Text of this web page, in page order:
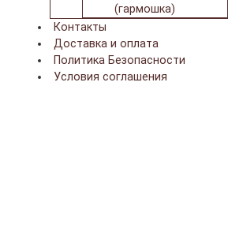
(гармошка)
Контакты
Доставка и оплата
Политика Безопасности
Условия соглашения